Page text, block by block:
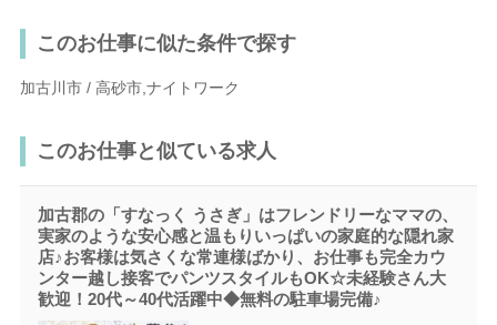
このお仕事に似た条件で探す
加古川市 / 高砂市,ナイトワーク
このお仕事と似ている求人
加古郡の「すなっく うさぎ」はフレンドリーなママの、
実家のような安心感と温もりいっぱいの家庭的な隠れ家
店♪お客様は気さくな常連様ばかり、お仕事も完全カウ
ンター越し接客でパンツスタイルもOK☆未経験さん大
歓迎！20代～40代活躍中◆無料の駐車場完備♪